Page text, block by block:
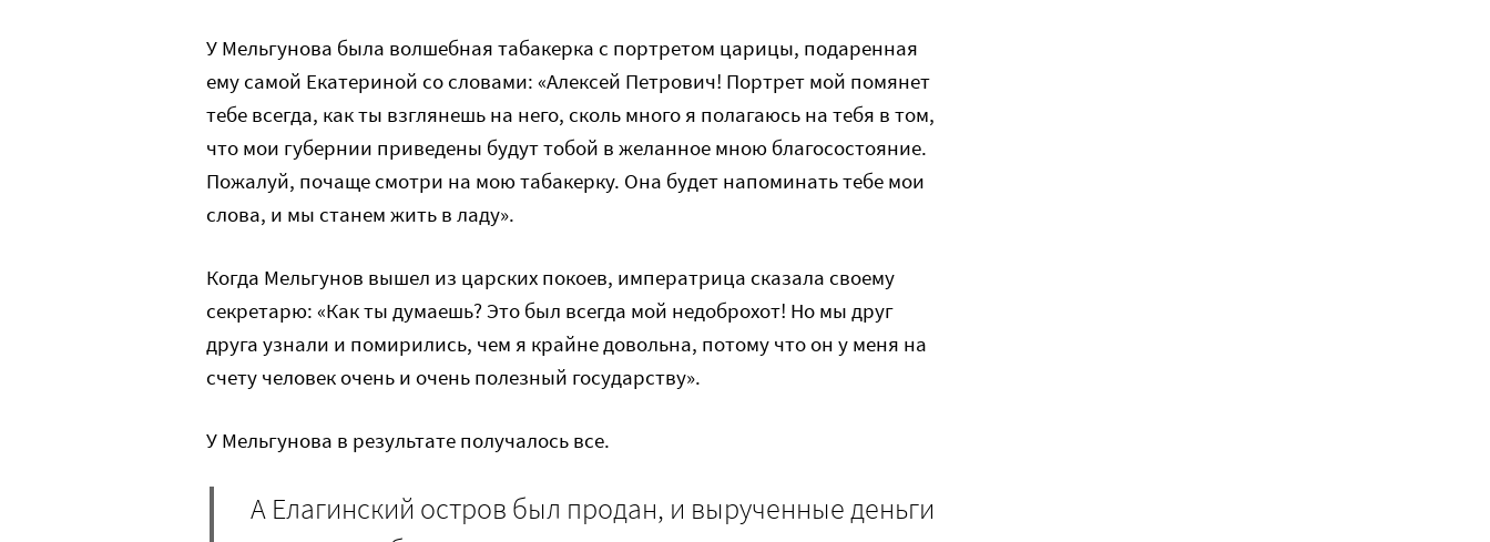
У Мельгунова была волшебная табакерка с портретом царицы, подаренная
ему самой Екатериной со словами: «Алексей Петрович! Портрет мой помянет
тебе всегда, как ты взглянешь на него, сколь много я полагаюсь на тебя в том,
что мои губернии приведены будут тобой в желанное мною благосостояние.
Пожалуй, почаще смотри на мою табакерку. Она будет напоминать тебе мои
слова, и мы станем жить в ладу».
Когда Мельгунов вышел из царских покоев, императрица сказала своему
секретарю: «Как ты думаешь? Это был всегда мой недоброхот! Но мы друг
друга узнали и помирились, чем я крайне довольна, потому что он у меня на
счету человек очень и очень полезный государству».
У Мельгунова в результате получалось все.
А Елагинский остров был продан, и вырученные деньги